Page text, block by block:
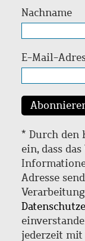
Nachname
E-Mail-
* Durch den
ein, dass
Adresse
jederzeit